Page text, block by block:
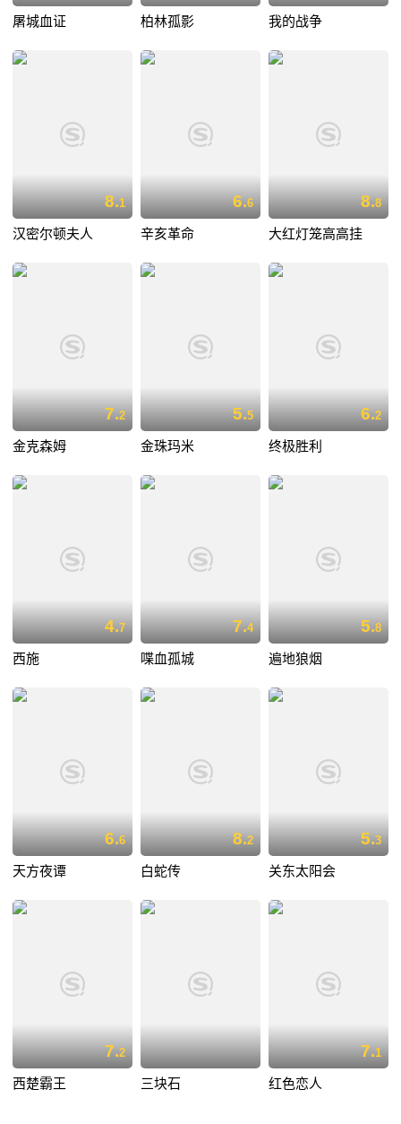
屠城血证 柏林孤影 我的战争
8.1
汉密尔顿夫人
6.6
辛亥革命
8.8
大红灯笼高高挂
7.2
金克森姆
5.5
金珠玛米
6.2
终极胜利
4.7
西施
7.4
喋血孤城
5.8
遍地狼烟
6.6
天方夜谭
8.2
白蛇传
5.3
关东太阳会
7.2
西楚霸王 三块石
7.1
红色恋人